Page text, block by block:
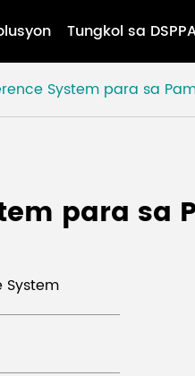
Tungkol sa
System para sa
para sa
System